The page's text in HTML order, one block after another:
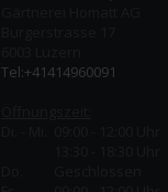
Tel:+41414960091